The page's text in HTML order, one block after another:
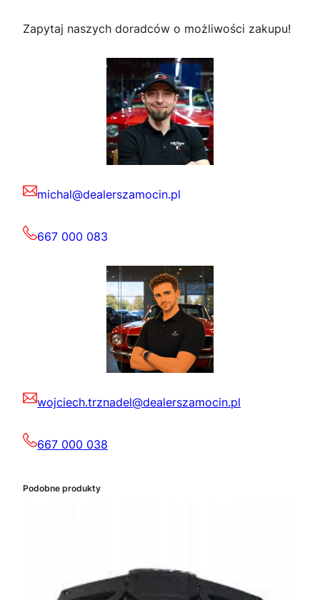
Zapytaj naszych doradców o możliwości zakupu!
michal@dealerszamocin.pl
667 000 083
wojciech.trznadel@dealerszamocin.pl
667 000 038
Podobne produkty